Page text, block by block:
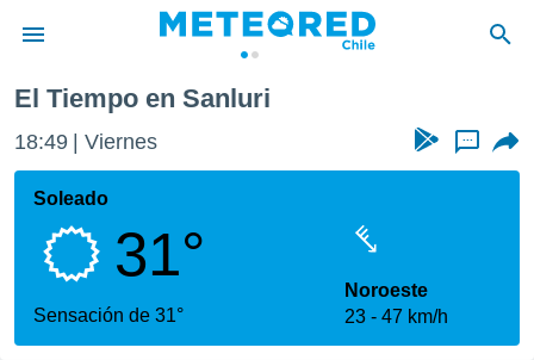
de
por
que se
calidad.
a este
las
El Tiempo en Sanluri
18:49 Viernes ...
Soleado
31°
Sensación de 31°
Noroeste
23
47 km/h